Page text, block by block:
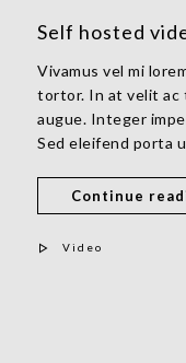
Self hosted
Vivamus vel mi
tortor. In at velit ac
augue. Integer
Sed eleifend porta
Continue
Video